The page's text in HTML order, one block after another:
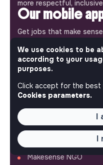
more respectful,
Our mobile
Get jobs that make
iPhone
ABOUT
Our mission and
Makesense NGO
We use cookies to be
according to your
purposes.
Click accept for the best
Cookies parameters.
I
I